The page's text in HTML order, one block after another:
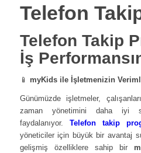
Telefon
Telefon Takip
İş
📱 myKids ile İşletmenizin
Günümüzde işletmeler,
zaman yönetimini daha iyi
faydalanıyor. Telefon takip
yöneticiler için büyük bir avantaj
gelişmiş özelliklere sahip bir